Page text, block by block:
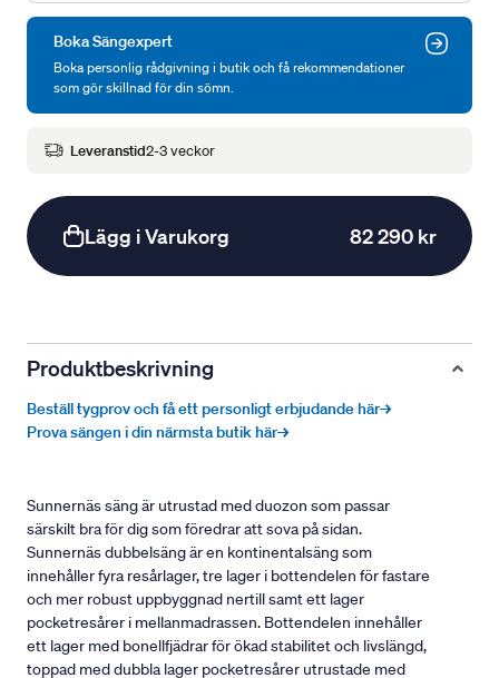
Boka Sängexpert
Boka personlig rådgivning i butik och få rekommendationer
som gör skillnad för din sömn.
Leveranstid2-3 veckor
Lägg i Varukorg 82 290 kr
Produktbeskrivning
Beställ tygprov och få ett personligt erbjudande här→
Prova sängen i din närmsta butik här→
Sunnernäs säng är utrustad med duozon som passar
särskilt bra för dig som föredrar att sova på sidan.
Sunnernäs dubbelsäng är en kontinentalsäng som
innehåller fyra resårlager, tre lager i bottendelen för fastare
och mer robust uppbyggnad nertill samt ett lager
pocketresårer i mellanmadrassen. Bottendelen innehåller
ett lager med bonellfjädrar för ökad stabilitet och livslängd,
toppad med dubbla lager pocketresårer utrustade med